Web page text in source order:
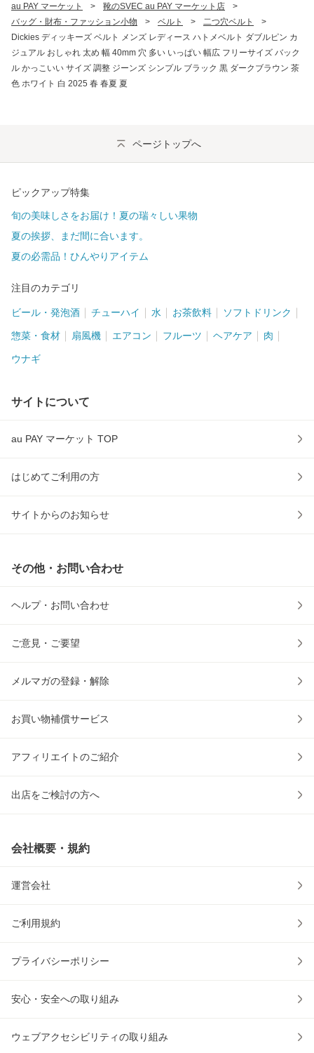
au PAY マーケット > 靴のSVEC au PAY マーケット店
>
バッグ・財布・ファッション小物
> ベルト > 二つ穴ベルト
>
Dickies ディッキーズ ベルト メンズ レディース ハトメベルト ダブルピン カ
ジュアル おしゃれ 太め 幅 40mm 穴 多い いっぱい 幅広 フリーサイズ バック
ル かっこいい サイズ 調整 ジーンズ シンプル ブラック 黒 ダークブラウン 茶
色 ホワイト 白 2025 春 春夏 夏
ページトップへ
ピックアップ特集
旬の美味しさをお届け！夏の瑞々しい果物
夏の挨拶、まだ間に合います。
夏の必需品！ひんやりアイテム
注目のカテゴリ
ビール・発泡酒 チューハイ 水 お茶飲料 ソフトドリンク
惣菜・食材 扇風機 エアコン フルーツ ヘアケア 肉
ウナギ
サイトについて
au PAY マーケット TOP
はじめてご利用の方
サイトからのお知らせ
その他・お問い合わせ
ヘルプ・お問い合わせ
ご意見・ご要望
メルマガの登録・解除
お買い物補償サービス
アフィリエイトのご紹介
出店をご検討の方へ
会社概要・規約
運営会社
ご利用規約
プライバシーポリシー
安心・安全への取り組み
ウェブアクセシビリティの取り組み